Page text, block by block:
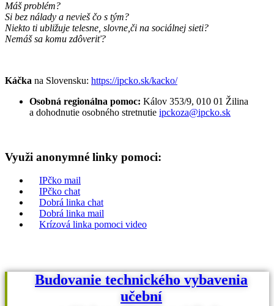
Máš problém?
Si bez nálady a nevieš čo s tým?
Niekto ti ubližuje telesne, slovne, či na sociálnej sieti?
Nemáš sa komu zdôveriť?
Káčka na Slovensku: https://ipcko.sk/kacko/
Osobná regionálna pomoc: Kálov 353/9, 010 01 Žilina
a dohodnutie osobného stretnutie ipckoza@ipcko.sk
Využi anonymné linky pomoci:
IPčko mail
IPčko chat
Dobrá linka chat
Dobrá linka mail
Krízová linka pomoci video
Budovanie technického vybavenia
učební